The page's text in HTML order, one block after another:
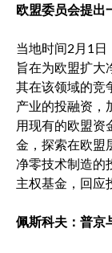
欧盟委员会提出
当地时间2月1日
旨在为欧盟扩大
其在该领域的竞
产业的投融资，
用现有的欧盟资
金，探索在欧盟
净零技术制造的
主权基金，回应
佩斯科夫：普京